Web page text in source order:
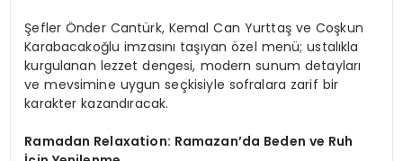
Şefler Önder Cantürk, Kemal Can Yurttaş ve Coşkun
Karabacakoğlu imzasını taşıyan özel menü; ustalıkla
kurgulanan lezzet dengesi, modern sunum detayları
ve mevsimine uygun seçkisiyle sofralara zarif bir
karakter kazandıracak.
Ramadan Relaxation: Ramazan’da Beden ve Ruh